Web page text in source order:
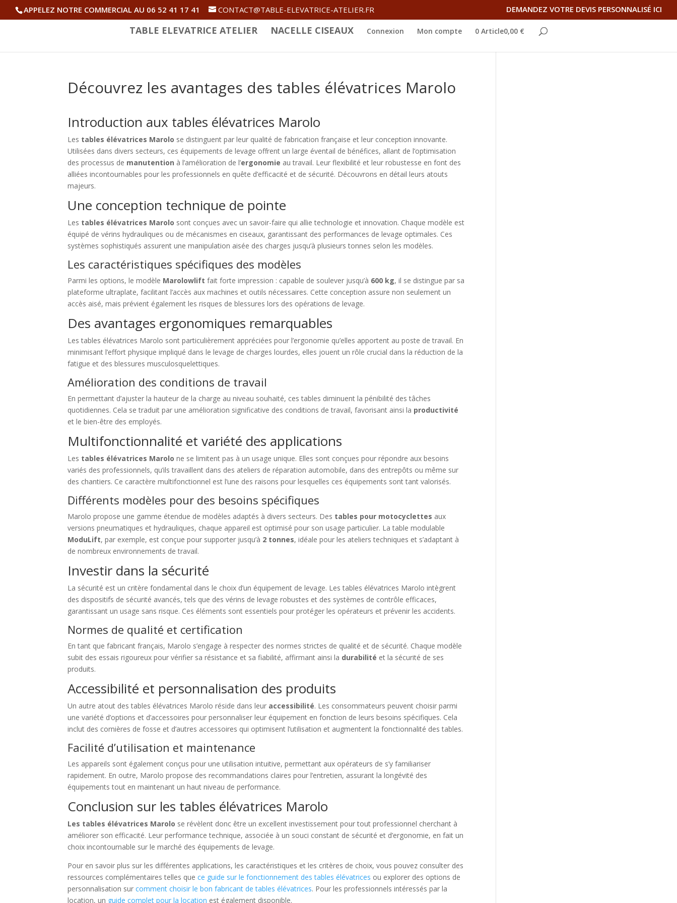
APPELEZ NOTRE COMMERCIAL AU 06 52 41 17 41 CONTACT@TABLE-ELEVATRICE-ATELIER.FR DEMANDEZ VOTRE DEVIS PERSONNALISÉ ICI
TABLE ELEVATRICE ATELIER NACELLE CISEAUX Connexion Mon compte 0 Article0,00 €
Découvrez les avantages des tables élévatrices Marolo
Introduction aux tables élévatrices Marolo
Les tables élévatrices Marolo se distinguent par leur qualité de fabrication française et leur conception innovante.
Utilisées dans divers secteurs, ces équipements de levage offrent un large éventail de bénéfices, allant de l’optimisation
des processus de manutention à l’amélioration de l’ergonomie au travail. Leur flexibilité et leur robustesse en font des
alliées incontournables pour les professionnels en quête d’efficacité et de sécurité. Découvrons en détail leurs atouts
majeurs.
Une conception technique de pointe
Les tables élévatrices Marolo sont conçues avec un savoir-faire qui allie technologie et innovation. Chaque modèle est
équipé de vérins hydrauliques ou de mécanismes en ciseaux, garantissant des performances de levage optimales. Ces
systèmes sophistiqués assurent une manipulation aisée des charges jusqu’à plusieurs tonnes selon les modèles.
Les caractéristiques spécifiques des modèles
Parmi les options, le modèle Marolowlift fait forte impression : capable de soulever jusqu’à 600 kg, il se distingue par sa
plateforme ultraplate, facilitant l’accès aux machines et outils nécessaires. Cette conception assure non seulement un
accès aisé, mais prévient également les risques de blessures lors des opérations de levage.
Des avantages ergonomiques remarquables
Les tables élévatrices Marolo sont particulièrement appréciées pour l’ergonomie qu’elles apportent au poste de travail. En
minimisant l’effort physique impliqué dans le levage de charges lourdes, elles jouent un rôle crucial dans la réduction de la
fatigue et des blessures musculosquelettiques.
Amélioration des conditions de travail
En permettant d’ajuster la hauteur de la charge au niveau souhaité, ces tables diminuent la pénibilité des tâches
quotidiennes. Cela se traduit par une amélioration significative des conditions de travail, favorisant ainsi la productivité
et le bien-être des employés.
Multifonctionnalité et variété des applications
Les tables élévatrices Marolo ne se limitent pas à un usage unique. Elles sont conçues pour répondre aux besoins
variés des professionnels, qu’ils travaillent dans des ateliers de réparation automobile, dans des entrepôts ou même sur
des chantiers. Ce caractère multifonctionnel est l’une des raisons pour lesquelles ces équipements sont tant valorisés.
Différents modèles pour des besoins spécifiques
Marolo propose une gamme étendue de modèles adaptés à divers secteurs. Des tables pour motocyclettes aux
versions pneumatiques et hydrauliques, chaque appareil est optimisé pour son usage particulier. La table modulable
ModuLift, par exemple, est conçue pour supporter jusqu’à 2 tonnes, idéale pour les ateliers techniques et s’adaptant à
de nombreux environnements de travail.
Investir dans la sécurité
La sécurité est un critère fondamental dans le choix d’un équipement de levage. Les tables élévatrices Marolo intègrent
des dispositifs de sécurité avancés, tels que des vérins de levage robustes et des systèmes de contrôle efficaces,
garantissant un usage sans risque. Ces éléments sont essentiels pour protéger les opérateurs et prévenir les accidents.
Normes de qualité et certification
En tant que fabricant français, Marolo s’engage à respecter des normes strictes de qualité et de sécurité. Chaque modèle
subit des essais rigoureux pour vérifier sa résistance et sa fiabilité, affirmant ainsi la durabilité et la sécurité de ses
produits.
Accessibilité et personnalisation des produits
Un autre atout des tables élévatrices Marolo réside dans leur accessibilité. Les consommateurs peuvent choisir parmi
une variété d’options et d’accessoires pour personnaliser leur équipement en fonction de leurs besoins spécifiques. Cela
inclut des cornières de fosse et d’autres accessoires qui optimisent l’utilisation et augmentent la fonctionnalité des tables.
Facilité d’utilisation et maintenance
Les appareils sont également conçus pour une utilisation intuitive, permettant aux opérateurs de s’y familiariser
rapidement. En outre, Marolo propose des recommandations claires pour l’entretien, assurant la longévité des
équipements tout en maintenant un haut niveau de performance.
Conclusion sur les tables élévatrices Marolo
Les tables élévatrices Marolo se révèlent donc être un excellent investissement pour tout professionnel cherchant à
améliorer son efficacité. Leur performance technique, associée à un souci constant de sécurité et d’ergonomie, en fait un
choix incontournable sur le marché des équipements de levage.
Pour en savoir plus sur les différentes applications, les caractéristiques et les critères de choix, vous pouvez consulter des
ressources complémentaires telles quece guide sur le fonctionnement des tables élévatrices ou explorer des options de
personnalisation surcomment choisir le bon fabricant de tables élévatrices. Pour les professionnels intéressés par la
location, un guide complet pour la location est également disponible.